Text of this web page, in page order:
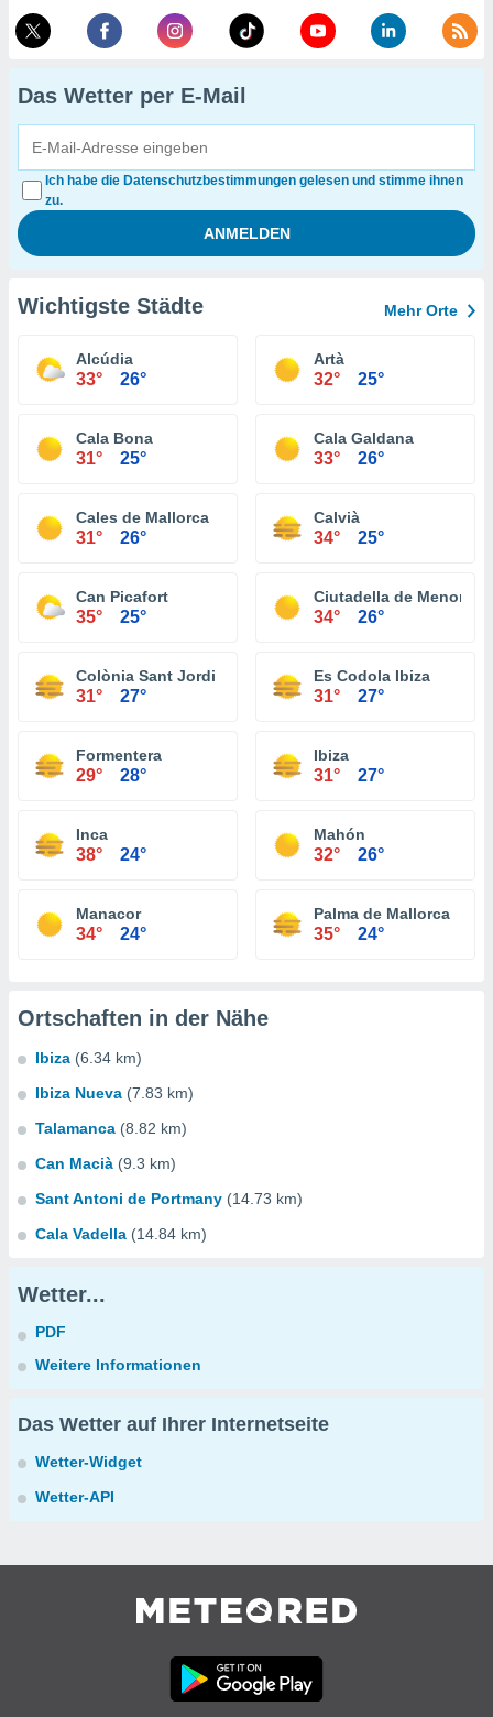
Das Wetter per E-Mail
Ich habe die Datenschutzbestimmungen gelesen und stimme ihnen
zu.
Wichtigste Städte Mehr Orte
Alcúdia
33° 26°
Artà
32° 25°
Cala Bona
31° 25°
Cala Galdana
33° 26°
Cales de Mallorca
31° 26°
Calvià
34° 25°
Can Picafort
35° 25°
Ciutadella de Menorca
34° 26°
Colònia Sant Jordi
31° 27°
Es Codola Ibiza
31° 27°
Formentera
29° 28°
Ibiza
31° 27°
Inca
38° 24°
Mahón
32° 26°
Manacor
34° 24°
Palma de Mallorca
35° 24°
Ortschaften in der Nähe
Ibiza (6.34 km)
Ibiza Nueva (7.83 km)
Talamanca (8.82 km)
Can Macià (9.3 km)
Sant Antoni de Portmany (14.73 km)
Cala Vadella (14.84 km)
Wetter...
PDF
Weitere Informationen
Das Wetter auf Ihrer Internetseite
Wetter-Widget
Wetter-API